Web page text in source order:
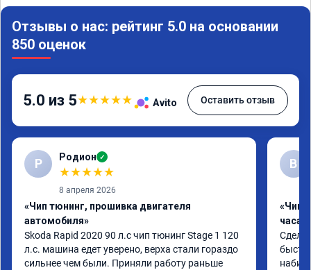
Отзывы о нас: рейтинг 5.0 на основании
850 оценок
5.0 из 5★★★★★ Avito Оставить отзыв
Р Родион ✓
★★★★★
8 апреля 2026
«Чип тюнинг, прошивка двигателя
автомобиля»
Skoda Rapid 2020 90 л.с чип тюнинг Stage 1 120
л.с. машина едет уверено, верха стали гораздо
сильнее чем были. Приняли работу раньше
В
«Чип
часа»